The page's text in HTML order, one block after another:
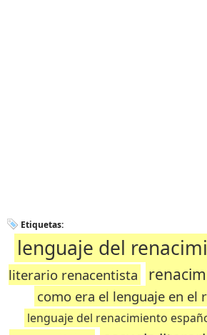
Etiquetas:
lenguaje del
literario renacentista
como era el lenguaje en el
lenguaje del renacimiento